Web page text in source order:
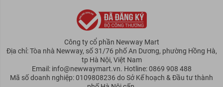
Công ty cổ phần Newway Mart
Địa chỉ: Tòa nhà Newway, số 31/76 phố An Dương, phường Hồng Hà,
tp Hà Nội, Việt Nam
Email: info@newwaymart.vn. Hotline: 0869 908 488
Mã số doanh nghiệp: 0109808236 do Sở Kế hoạch & Đầu tư thành